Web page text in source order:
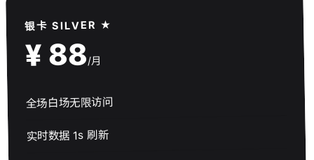
银卡 SILVER ★
¥ 88/月
全场白场无限访问
实时数据 1s 刷新